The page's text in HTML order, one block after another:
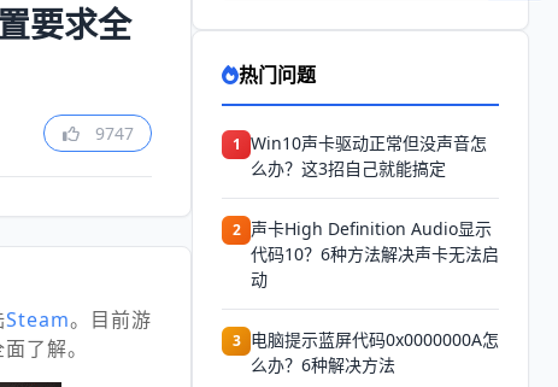
要求全
9747
Steam。目前游
了解。
热门问题
1 Win10声卡驱动正常但没声音怎
么办？这3招自己就能搞定
2 声卡High Definition Audio显示
代码10？6种方法解决声卡无法启
动
3 电脑提示蓝屏代码0x0000000A怎
么办？6种解决方法